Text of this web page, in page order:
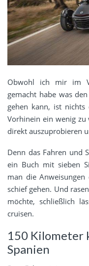
Obwohl ich mir im
gemacht habe was
gehen kann, ist
Vorhinein ein wenig zu
direkt auszuprobieren
Denn das Fahren und
ein Buch mit sieben
man die Anweisungen
schief gehen. Und
möchte, schließlich
cruisen.
150 Kilometer
Spanien